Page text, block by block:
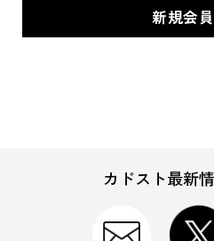
カドスト最新